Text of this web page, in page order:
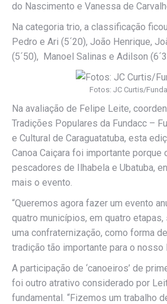
do Nascimento e Vanessa de
Na categoria trio, a classificação
Pedro e Ari (5´20), João Henrique,
(5´50), Manoel Salinas e Adilson
Fotos: JC Curtis/
Na avaliação de Felipe Leite,
Tradições Populares da Fundacc –
e Cultural de Caraguatatuba, esta
Canoa Caiçara foi importante porque
pescadores de Ilhabela e Ubatuba,
mais o evento.
“Queremos agora fazer um evento
quatro municípios, em quatro
uma confraternização, como forma
tradição tão importante para o nosso
A participação de ‘canoeiros’ de
foi outro atrativo considerado por
fundamental. “Fizemos um trabalho